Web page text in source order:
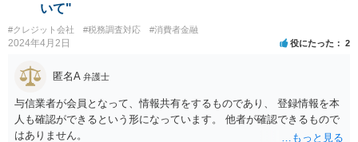
いて"
#クレジット会社 #税務調査対応 #消費者金融
2024年4月2日 役にたった 2
匿名A 弁護士
与信業者が会員となって、情報共有をするものであり、 登録情報を本
人も確認ができるという形になっています。 他者が確認できるもので
はありません。